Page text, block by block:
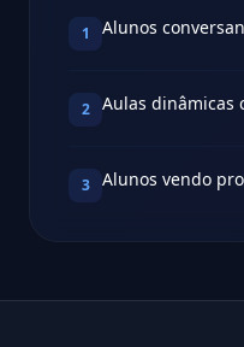
1 Alunos
2 Aulas dinâmicas
3 Alunos vendo